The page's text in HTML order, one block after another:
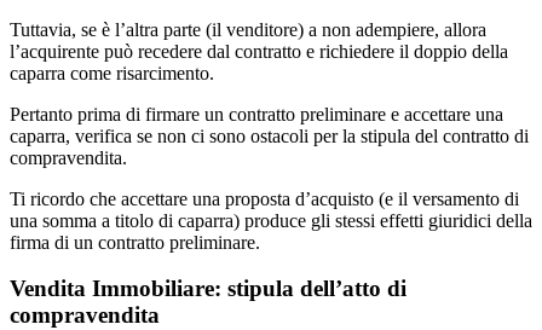
Tuttavia, se è l’altra parte (il venditore) a non adempiere, allora
l’acquirente può recedere dal contratto e richiedere il doppio della
caparra come risarcimento.
Pertanto prima di firmare un contratto preliminare e accettare una
caparra, verifica se non ci sono ostacoli per la stipula del contratto di
compravendita.
Ti ricordo che accettare una proposta d’acquisto (e il versamento di
una somma a titolo di caparra) produce gli stessi effetti giuridici della
firma di un contratto preliminare.
Vendita Immobiliare: stipula dell’atto di
compravendita